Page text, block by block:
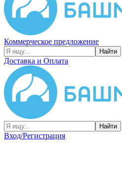
Коммерческое предложение
Найти
Доставка и Оплата
Найти
Вход/Регистрация